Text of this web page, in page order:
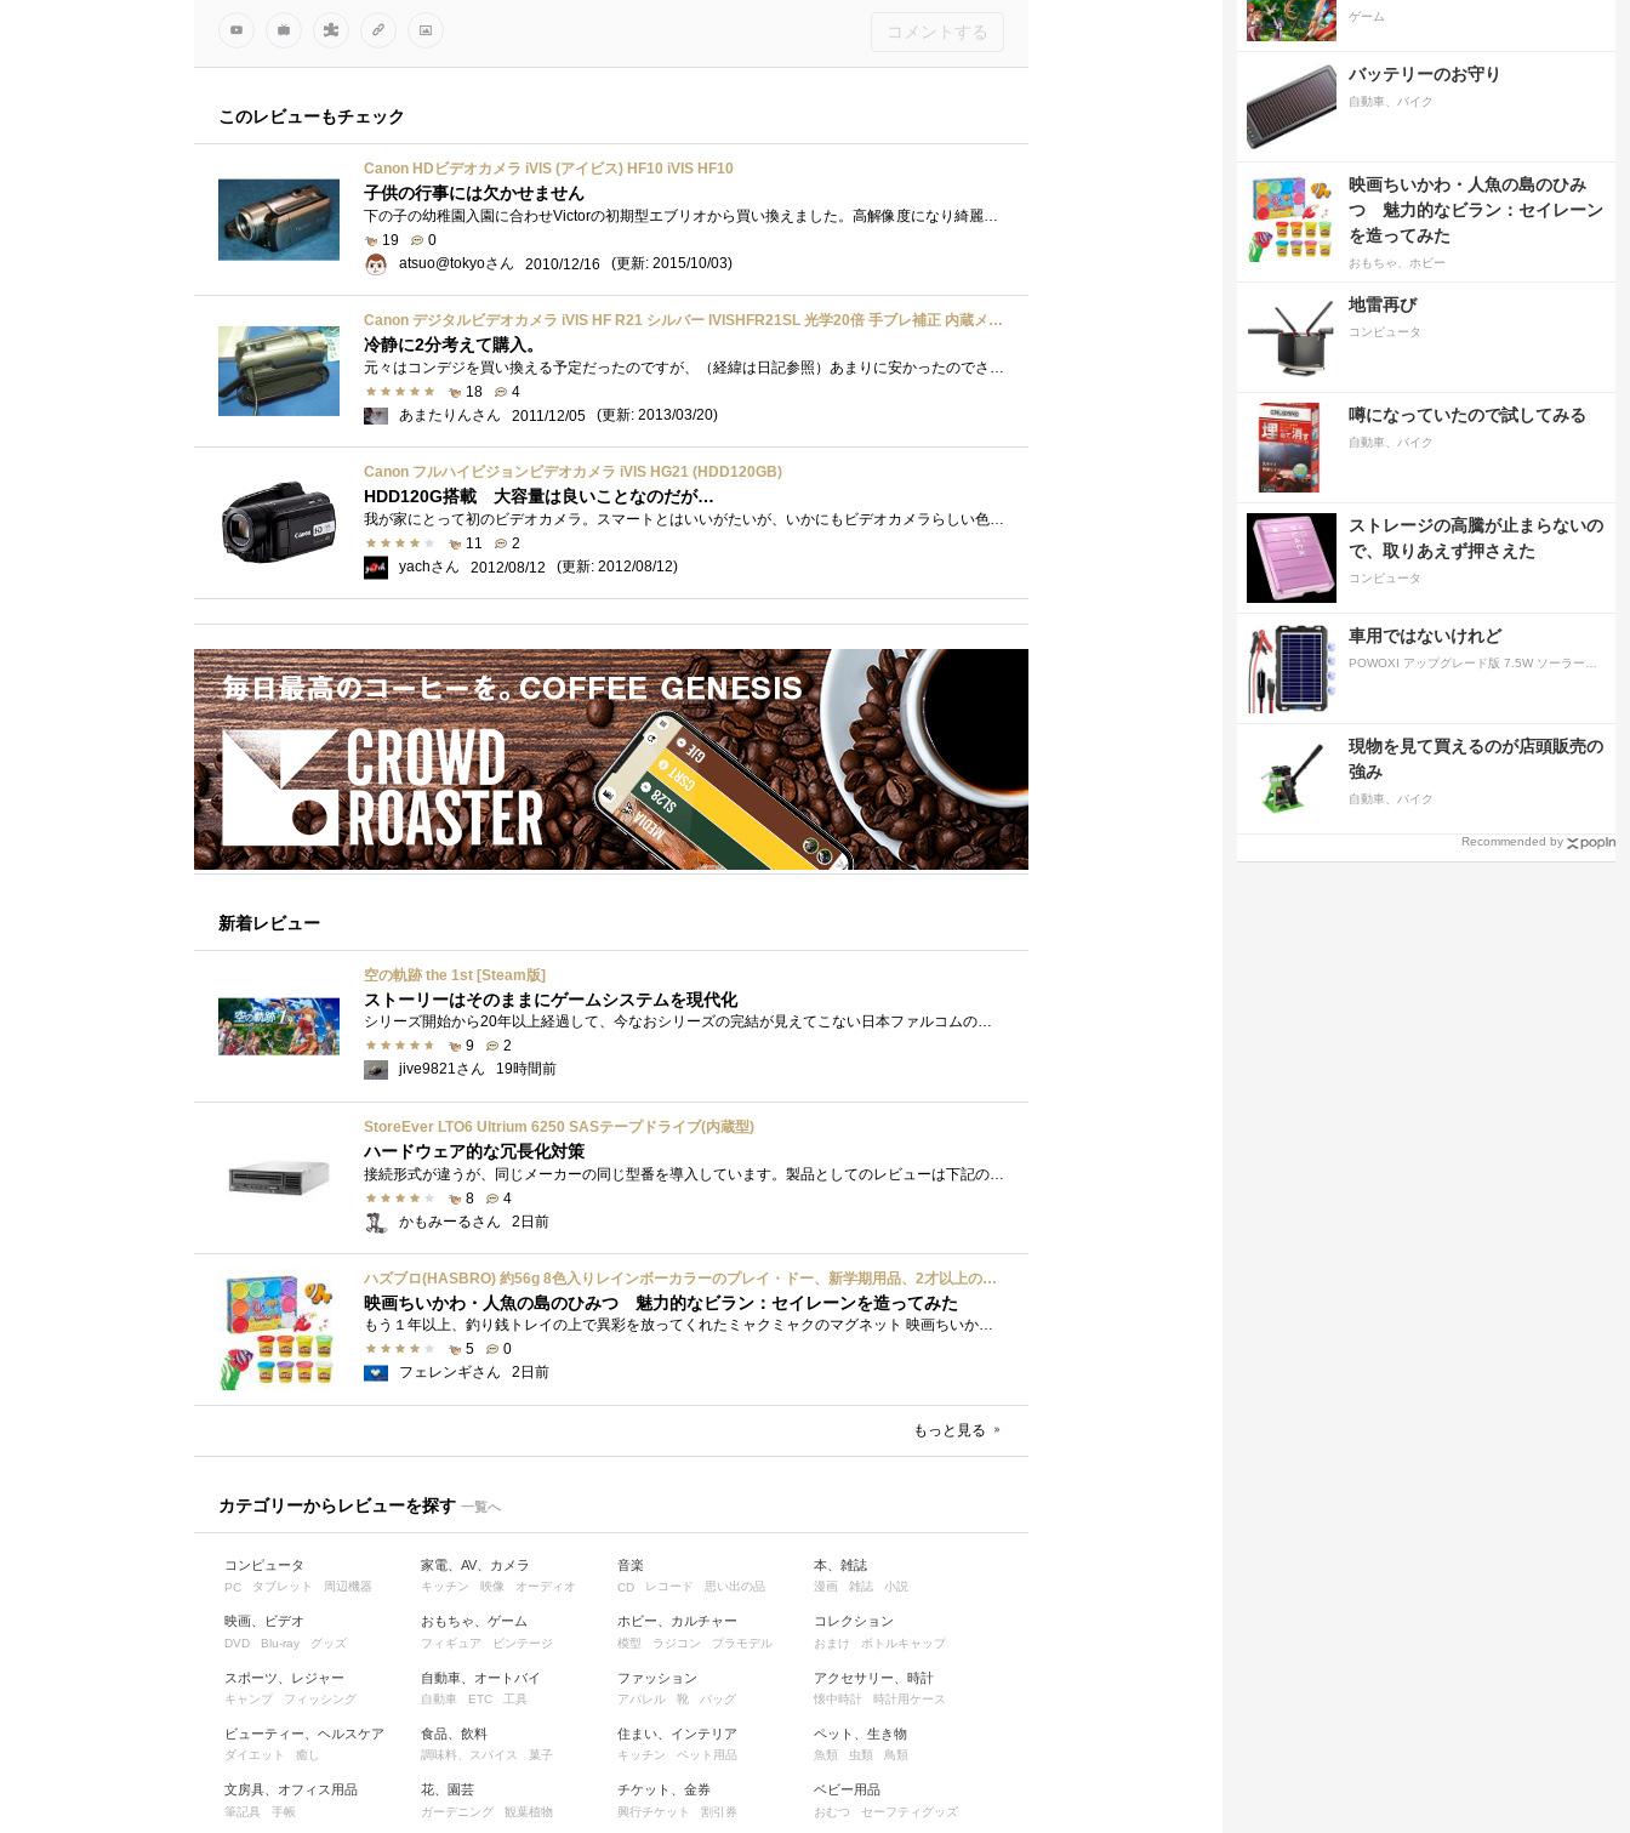
コメントする
このレビューもチェック
Canon HDビデオカメラ iVIS (アイビス) HF10 iVIS HF10
子供の行事には欠かせません
下の子の幼稚園入園に合わせVictorの初期型エブリオから買い換えました。高解像度になり綺麗になっただけでなく、画面の明るさからフォーカス�...
19
0
atsuo@tokyoさん
2010/12/16 (更新: 2015/10/03)
Canon デジタルビデオカメラ iVIS HF R21 シルバー IVISHFR21SL 光学20倍 手ブレ補正 内蔵メモリー32GB
冷静に2分考えて購入。
元々はコンデジを買い換える予定だったのですが、（経緯は日記参照）あまりに安かったのでさくっと購入。比較云々というより、このタイプの�...
18
4
あまたりんさん
2011/12/05 (更新: 2013/03/20)
Canon フルハイビジョンビデオカメラ iVIS HG21 (HDD120GB)
HDD120G搭載 大容量は良いことなのだが…
我が家にとって初のビデオカメラ。スマートとはいいがたいが、いかにもビデオカメラらしい色と外観が自分好み。ビデオカメラに関する知識を�...
11
2
yachさん
2012/08/12 (更新: 2012/08/12)
新着レビュー
空の軌跡 the 1st [Steam版]
ストーリーはそのままにゲームシステムを現代化
シリーズ開始から20年以上経過して、今なおシリーズの完結が見えてこない日本ファルコムのストーリーRPG、「英雄伝説軌跡シリーズ」。シリーズ...
9
2
jive9821さん
19時間前
StoreEver LTO6 Ultrium 6250 SASテープドライブ(内蔵型)
ハードウェア的な冗長化対策
接続形式が違うが、同じメーカーの同じ型番を導入しています。製品としてのレビューは下記の方で行っています。いざ使おうとしたときに故障�...
8
4
かもみーるさん
2日前
ハズブロ(HASBRO) 約56g 8色入りレインボーカラーのプレイ・ドー、新学期用品、2才以上のプリスクールの子供向け、子供向けのアート&クラフト 粘土 ねんど、こどもの日、子供の日プレゼント
映画ちいかわ・人魚の島のひみつ 魅力的なビラン：セイレーンを造ってみた
もう１年以上、釣り銭トレイの上で異彩を放ってくれたミャクミャクのマグネット 映画ちいかわ人魚の島のひみつを鑑賞後、素敵なビランのセイ...
5
0
フェレンギさん
2日前
もっと見る
カテゴリーからレビューを探す 一覧へ
コンピュータ
PC タブレット 周辺機器
映画、ビデオ
DVD Blu-ray グッズ
スポーツ、レジャー
キャンプ フィッシング
ビューティー、ヘルスケア
ダイエット 癒し
文房具、オフィス用品
筆記具 手帳
家電、AV、カメラ
キッチン 映像 オーディオ
おもちゃ、ゲーム
フィギュア ビンテージ
自動車、オートバイ
自動車 ETC 工具
食品、飲料
調味料、スパイス 菓子
花、園芸
ガーデニング 観葉植物
音楽
CD レコード 思い出の品
ホビー、カルチャー
模型 ラジコン プラモデル
ファッション
アパレル 靴 バッグ
住まい、インテリア
キッチン ペット用品
チケット、金券
興行チケット 割引券
本、雑誌
漫画 雑誌 小説
コレクション
おまけ ボトルキャップ
アクセサリー、時計
懐中時計 時計用ケース
ペット、生き物
魚類 虫類 鳥類
ベビー用品
おむつ セーフティグッズ
ゲーム
バッテリーのお守り
自動車、バイク
映画ちいかわ・人魚の島のひみ
つ 魅力的なビラン：セイレーン
を造ってみた
おもちゃ、ホビー
地雷再び
コンピュータ
噂になっていたので試してみる
自動車、バイク
ストレージの高騰が止まらないの
で、取りあえず押さえた
コンピュータ
車用ではないけれど
現物を見て買えるのが店頭販売の
強み
自動車、バイク
Recommended by